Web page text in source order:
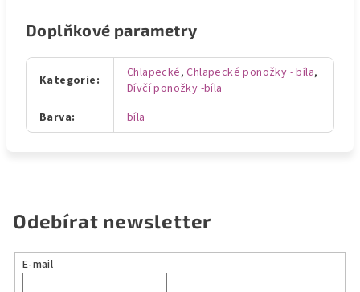
Doplňkové parametry
Kategorie: Chlapecké,Chlapecké ponožky - bíla,
Dívčí ponožky -bíla
Barva: bíla
Odebírat newsletter
E-mail